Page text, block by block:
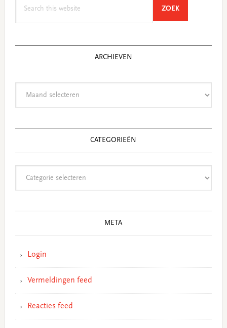
ZOEKSEARCH
ARCHIEVEN
CATEGORIEËN
META
Login
Vermeldingen feed
Reacties feed